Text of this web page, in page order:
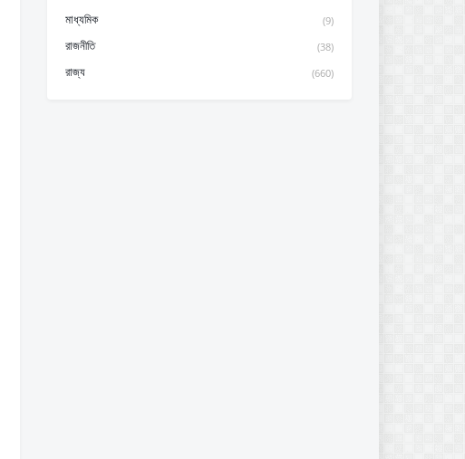
মাধ্যমিক (9)
রাজনীতি (38)
রাজ্য (660)